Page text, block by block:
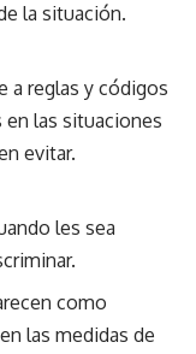
la situación.
a reglas y códigos
las situaciones
evitar.
les sea
.
como
las medidas de